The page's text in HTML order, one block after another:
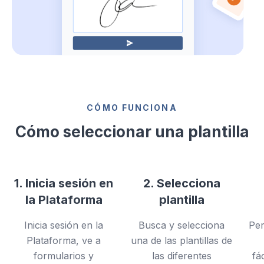
CÓMO FUNCIONA
Cómo seleccionar una plantilla
1. Inicia sesión en
la Plataforma
Inicia sesión en la
Plataforma, ve a
formularios y
2. Selecciona
plantilla
Busca y selecciona
una de las plantillas de
las diferentes